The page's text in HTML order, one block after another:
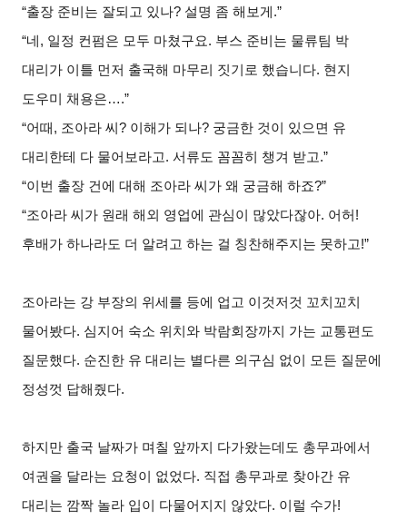
“출장 준비는 잘되고 있나? 설명 좀 해보게.”
“네, 일정 컨펌은 모두 마쳤구요. 부스 준비는 물류팀 박
대리가 이틀 먼저 출국해 마무리 짓기로 했습니다. 현지
도우미 채용은….”
“어때, 조아라 씨? 이해가 되나? 궁금한 것이 있으면 유
대리한테 다 물어보라고. 서류도 꼼꼼히 챙겨 받고.”
“이번 출장 건에 대해 조아라 씨가 왜 궁금해 하죠?”
“조아라 씨가 원래 해외 영업에 관심이 많았다잖아. 어허!
후배가 하나라도 더 알려고 하는 걸 칭찬해주지는 못하고!”
조아라는 강 부장의 위세를 등에 업고 이것저것 꼬치꼬치
물어봤다. 심지어 숙소 위치와 박람회장까지 가는 교통편도
질문했다. 순진한 유 대리는 별다른 의구심 없이 모든 질문에
정성껏 답해줬다.
하지만 출국 날짜가 며칠 앞까지 다가왔는데도 총무과에서
여권을 달라는 요청이 없었다. 직접 총무과로 찾아간 유
대리는 깜짝 놀라 입이 다물어지지 않았다. 이럴 수가!